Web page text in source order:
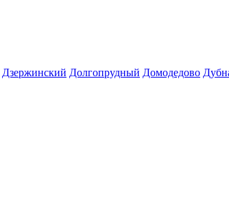
Дзержинский Долгопрудный Домодедово